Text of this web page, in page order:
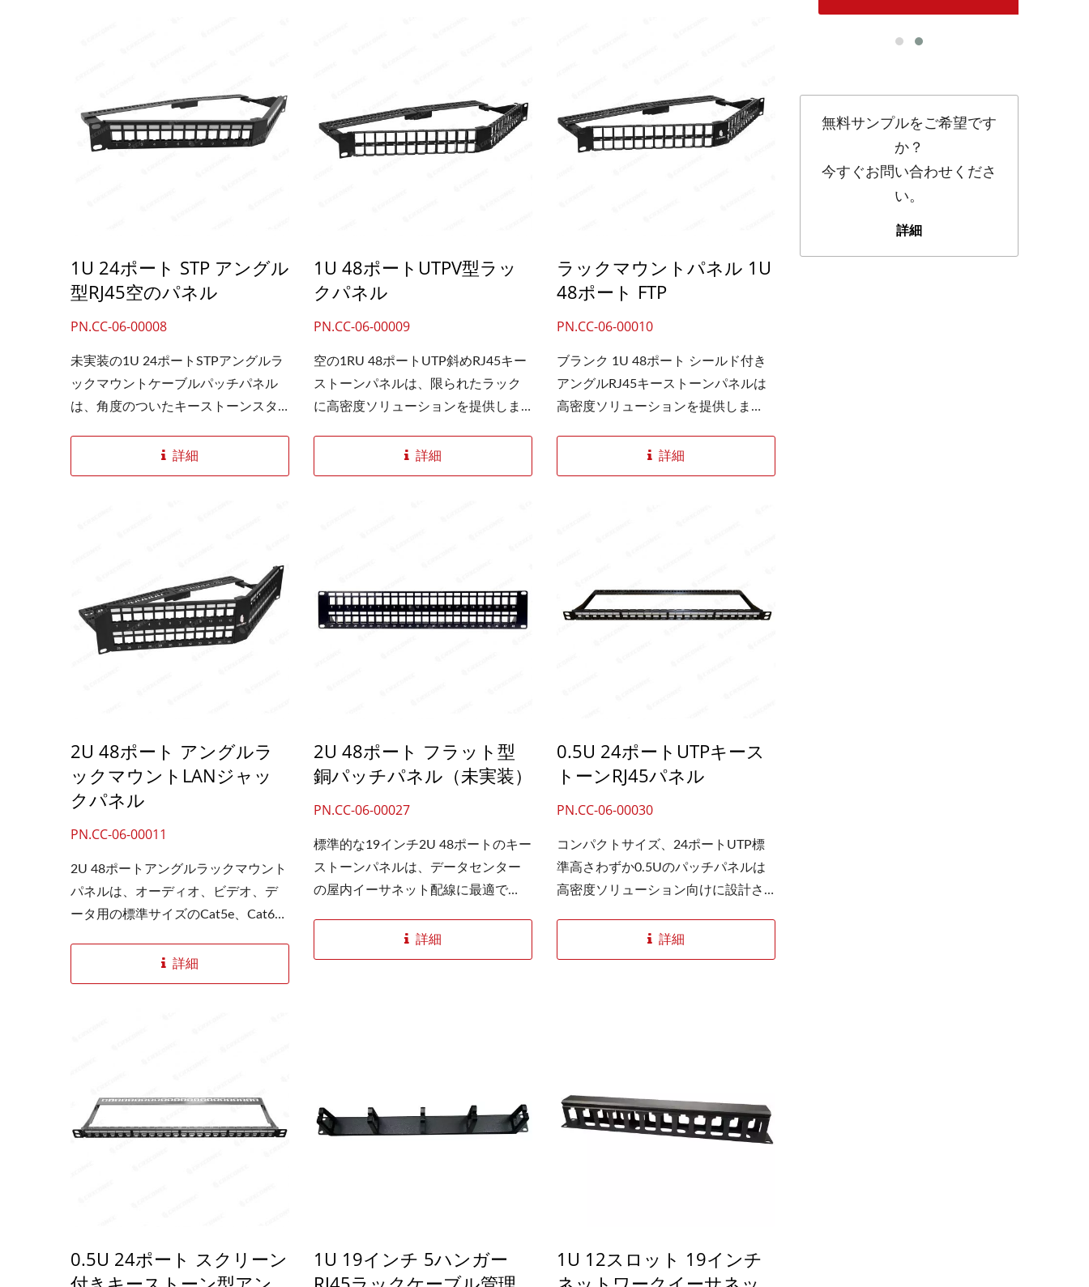
造で、モジュールへの取り付けと取
り外しが簡単です。パッチパネル接
続により、データケーブルの安定し
より、優れた接触と伝送性能が実現
し、機械的強度を効果的に保証しま
的強度を効果的に保証します。スナ
ップイン構造で、モジュールへの取
り付けと取り外しが容易で、迅速な
面ケーブル管理バーも含まれてお
り、ブランクパネル1uはホームラン
ジャッキを使用することで、設置方
法のカスタマイズにおいてより高い
柔軟性が得られます。
1U 24ポート STP アングル
型RJ45空のパネル
PN.CC-06-00008
未実装の1U 24ポートSTPアングルラ
ックマウントケーブルパッチパネル
は、角度のついたキーストーンスタ
により、パッチケーブルを垂直Cat...
詳細
1U 48ポートUTPV型ラッ
クパネル
PN.CC-06-00009
空の1RU 48ポートUTP斜めRJ45キー
ストーンパネルは、限られたラック
に高密度ソリューションを提供しま
ルを承認するために厳密に管理され
ています。高密度SPCC素材は、ラッ
ちんと安全に収納できます。スナッ
プイン構造で、モジュールへの取り
付けと取り外しが簡単です。空のラ
マイズにおける柔軟性が向上しま
す。パネルのV字型形状により、ジャ
ラック前面に対して斜めに配置さ
れ、パッチケーブルによるジャック
への負担が軽減されます。
詳細
ラックマウントパネル 1U
48ポート FTP
PN.CC-06-00010
ブランク 1U 48ポート シールド付き
アングルRJ45キーストーンパネルは
高密度ソリューションを提供しま
の製造ライン全体は、優れた性能を
持つケーブルを承認するために厳密
おり、ケーブルをパネル内にきちん
と安全に収納できます。スナップイ
トカプラなど、角度付きラックマウ
ントパネルは、設置のカスタマイズ
す。パネルのV字型形状により、ジャ
ックがキャビネット前面に対して斜
めに配置されるため、イーサネット
パッチケーブルによるジャックへの
詳細
2U 48ポート アングルラ
ックマウントLANジャッ
クパネル
PN.CC-06-00011
2U 48ポートアングルラックマウント
パネルは、オーディオ、ビデオ、デ
ータ用の標準サイズのCat5e、Cat6、
詳細
2U 48ポート フラット型
銅パッチパネル（未実装）
PN.CC-06-00027
標準的な19インチ2U 48ポートのキー
ストーンパネルは、データセンター
の屋内イーサネット配線に最適で
ルは、データ用モジュラージャック
や、オーディオ/ビデオアプリケーシ
ことができます。ブランクパッチパ
ネルには番号が振られており、ケー
ケーブル。48ポートのパッチパネル
は、19インチオープンラック、キャ
詳細
0.5U 24ポートUTPキース
トーンRJ45パネル
PN.CC-06-00030
コンパクトサイズ、24ポートUTP標
準高さわずか0.5Uのパッチパネルは
高密度ソリューション向けに設計さ
ャビネットスペースをより効率的に
使用できます。ホワイトラベル識別
す。空のラックマウントパネルは、
キーストーン用のスナップイン構造
で利用可能です。RJ45ジャックまた
サネットジャックをサポートし、優
れた接点を提供し、伝送パッチパネ
詳細
0.5U 24ポート スクリーン
1U 19インチ 5ハンガー
1U 12スロット 19インチ
無料サンプルをご希望です
か？
今すぐお問い合わせくださ
い。
詳細